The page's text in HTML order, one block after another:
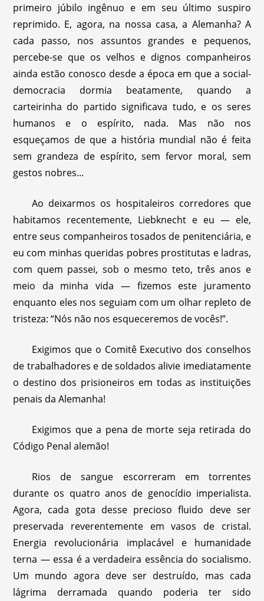
primeiro júbilo ingênuo e em seu último suspiro
reprimido. E, agora, na nossa casa, a Alemanha? A
cada passo, nos assuntos grandes e pequenos,
percebe-se que os velhos e dignos companheiros
ainda estão conosco desde a época em que a social-
democracia dormia beatamente, quando a
carteirinha do partido significava tudo, e os seres
humanos e o espírito, nada. Mas não nos
esqueçamos de que a história mundial não é feita
sem grandeza de espírito, sem fervor moral, sem
gestos nobres...
Ao deixarmos os hospitaleiros corredores que
habitamos recentemente, Liebknecht e eu — ele,
entre seus companheiros tosados de penitenciária, e
eu com minhas queridas pobres prostitutas e ladras,
com quem passei, sob o mesmo teto, três anos e
meio da minha vida — fizemos este juramento
enquanto eles nos seguiam com um olhar repleto de
tristeza: “Nós não nos esqueceremos de vocês!”.
Exigimos que o Comitê Executivo dos conselhos
de trabalhadores e de soldados alivie imediatamente
o destino dos prisioneiros em todas as instituições
penais da Alemanha!
Exigimos que a pena de morte seja retirada do
Código Penal alemão!
Rios de sangue escorreram em torrentes
durante os quatro anos de genocídio imperialista.
Agora, cada gota desse precioso fluido deve ser
preservada reverentemente em vasos de cristal.
Energia revolucionária implacável e humanidade
terna — essa é a verdadeira essência do socialismo.
Um mundo agora deve ser destruído, mas cada
lágrima derramada quando poderia ter sido